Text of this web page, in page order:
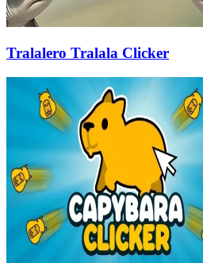
Tralalero Tralala Clicker